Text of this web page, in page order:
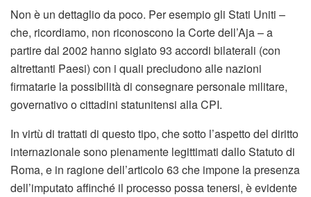
Non è un dettaglio da poco. Per esempio gli Stati Uniti –
che, ricordiamo, non riconoscono la Corte dell’Aja – a
partire dal 2002 hanno siglato 93 accordi bilaterali (con
altrettanti Paesi) con i quali precludono alle nazioni
firmatarie la possibilità di consegnare personale militare,
governativo o cittadini statunitensi alla CPI.
In virtù di trattati di questo tipo, che sotto l’aspetto del diritto
internazionale sono pienamente legittimati dallo Statuto di
Roma, e in ragione dell’articolo 63 che impone la presenza
dell’imputato affinché il processo possa tenersi, è evidente